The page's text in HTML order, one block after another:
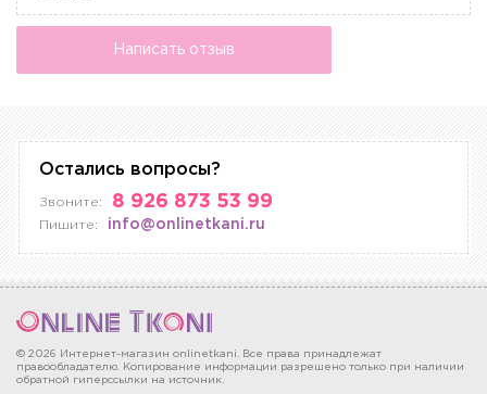
Написать отзыв
Остались вопросы?
Звоните: 8 926 873 53 99
Пишите: info@onlinetkani.ru
© 2026 Интернет-магазин onlinetkani. Все права принадлежат
правообладателю. Копирование информации разрешено только при наличии
обратной гиперссылки на источник.